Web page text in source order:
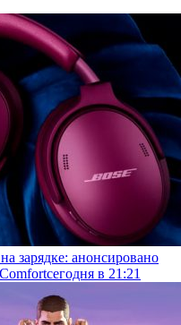
зарядке: анонсировано
сегодня в 21:21